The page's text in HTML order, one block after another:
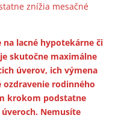
znížia mesačné
lacné hypotekárne či
skutočne maximálne
úverov, ich výmena
ozdravenie rodinného
krokom podstatne
Nemusíte